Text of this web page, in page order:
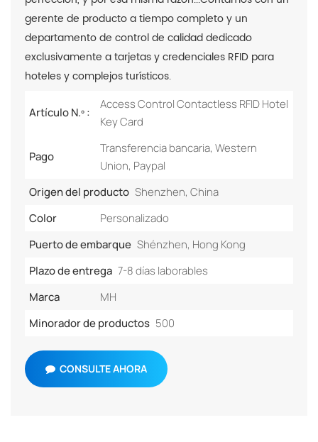
gerente de producto a tiempo completo y un
departamento de control de calidad dedicado
exclusivamente a tarjetas y credenciales RFID para
hoteles y complejos turísticos.
Artículo N.º :
Access Control Contactless RFID Hotel
Key Card
Pago
Transferencia bancaria, Western
Union, Paypal
Origen del producto Shenzhen, China
Color
Personalizado
Puerto de embarque Shénzhen, Hong Kong
Plazo de entrega 7-8 días laborables
Marca
MH
Minorador de productos 500
CONSULTE AHORA